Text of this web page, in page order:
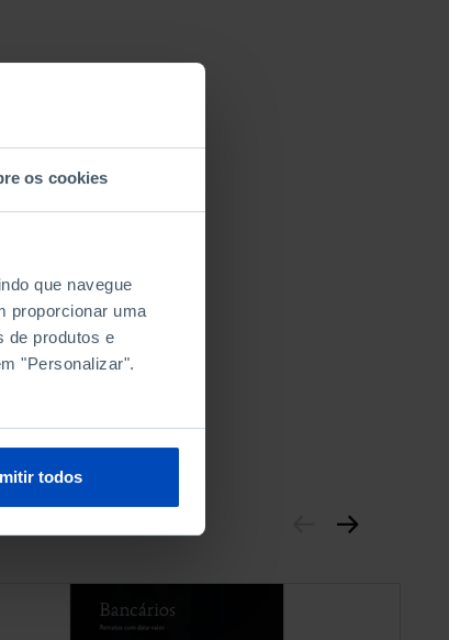
os cookies
que navegue
proporcionar uma
de produtos e
"Personalizar".
todos